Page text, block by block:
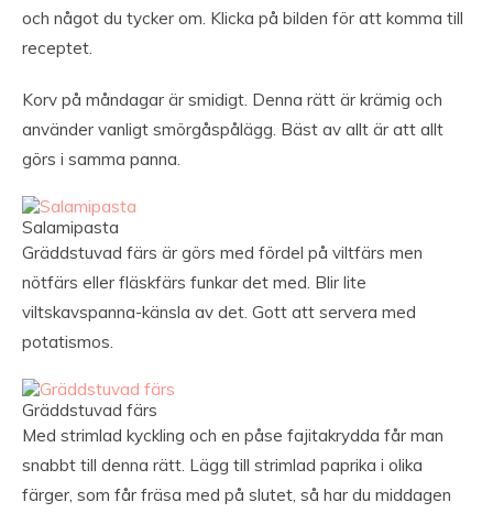
och något du tycker om. Klicka på bilden för att komma till
receptet.
Korv på måndagar är smidigt. Denna rätt är krämig och
använder vanligt smörgåspålägg. Bäst av allt är att allt
görs i samma panna.
Salamipasta
Gräddstuvad färs är görs med fördel på viltfärs men
nötfärs eller fläskfärs funkar det med. Blir lite
viltskavspanna-känsla av det. Gott att servera med
potatismos.
Gräddstuvad färs
Med strimlad kyckling och en påse fajitakrydda får man
snabbt till denna rätt. Lägg till strimlad paprika i olika
färger, som får fräsa med på slutet, så har du middagen